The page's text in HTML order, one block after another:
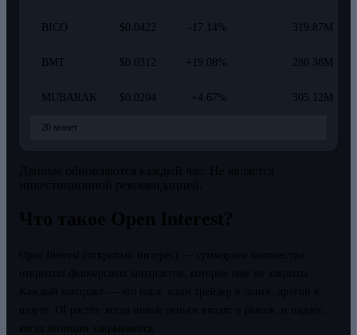
BICO $0.0422 -17.14% 319.87M
BMT $0.0312 +19.08% 280.38M
MUBARAK $0.0204 +4.67% 305.12M
20 монет